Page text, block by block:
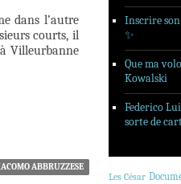
dans l’autre
courts, il
Villeurbanne
ABBRUZZESE
Inscrire
✨
Que ma
Kowalski
Federico
sorte de
Les César